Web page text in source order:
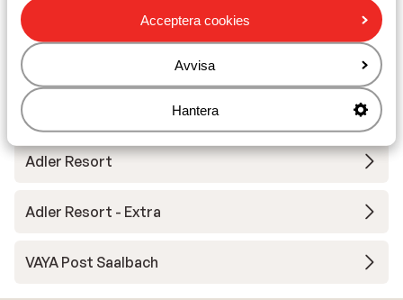
Acceptera cookies
Avvisa
Hantera
Hotel Neuhaus - halvpension
Robinson Fieberbrunn - endst vuxna
Adler Resort
Adler Resort - Extra
VAYA Post Saalbach